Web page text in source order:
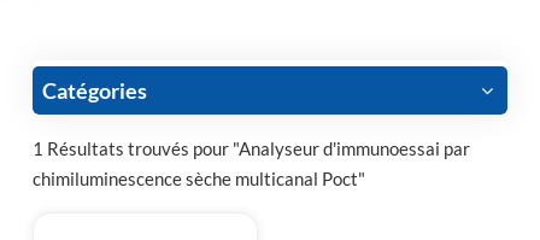
Catégories
1 Résultats trouvés pour "Analyseur d'immunoessai par
chimiluminescence sèche multicanal Poct"